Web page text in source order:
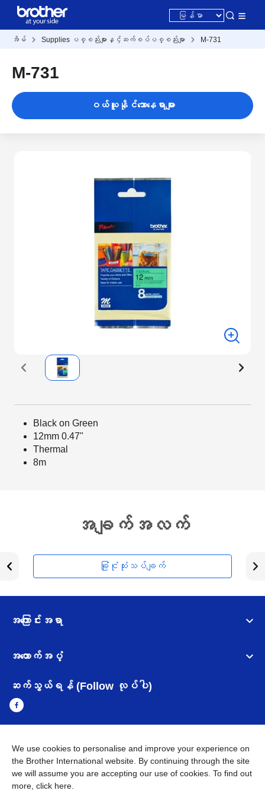
အိမ် Supplies ပစ္စည်းများနှင့်ဆက်စပ်ပစ္စည်းမျာ M-731
M-731
ဝယ်ယူနိုင်သောနေရာများ
Black on Green
12mm 0.47"
Thermal
8m
အချက်အလက်
ခြုံငုံသုံးသပ်ချက်
အကြောင်းအရာ
အထောက်အပံ့
ဆက်သွယ်ရန် (Follow လုပ်ပါ)
Myanmar Brother ၏ ကမ္ဘာတစ်ဝန်းရှိ ကွန်ယက်များ
အချက်အလက်မူဝါဒ အသုံးပြုမူဝါဒ
သုံးစွဲရန် ဝက်ဆိုဒ်အညွှန်း
Brother Global ဝက်ဆိုဒ်သို့သွားရန်
We use cookies to personalise and improve your experience on
the Brother International website. By continuing through the site
we will assume you are accepting our use of cookies. To find out
more, click here